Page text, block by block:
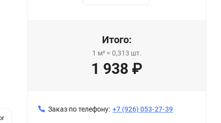
Итого:
1 м²= 0,313 шт.
1 938 ₽
Заказ по телефону: +7 (926) 053-27-39